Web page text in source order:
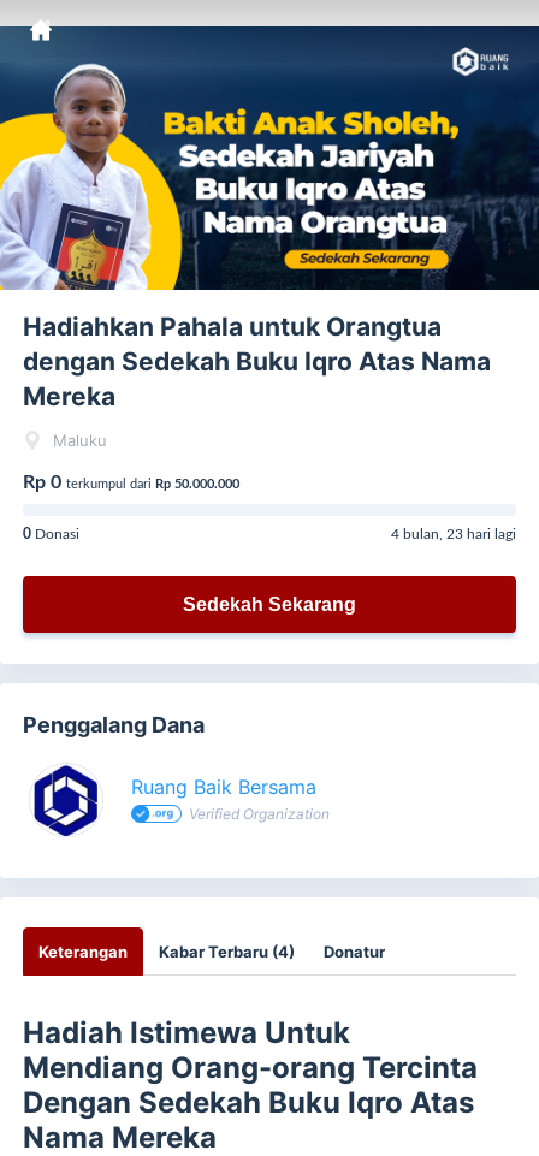
Hadiahkan Pahala untuk Orangtua
dengan Sedekah Buku Iqro Atas Nama
Mereka
Maluku
Rp 0 terkumpul dari Rp 50.000.000
0 Donasi 4 bulan, 23 hari lagi
Sedekah Sekarang
Penggalang Dana
Ruang Baik Bersama
Verified Organization
Keterangan Kabar Terbaru (4) Donatur
Hadiah Istimewa Untuk
Mendiang Orang-orang Tercinta
Dengan Sedekah Buku Iqro Atas
Nama Mereka